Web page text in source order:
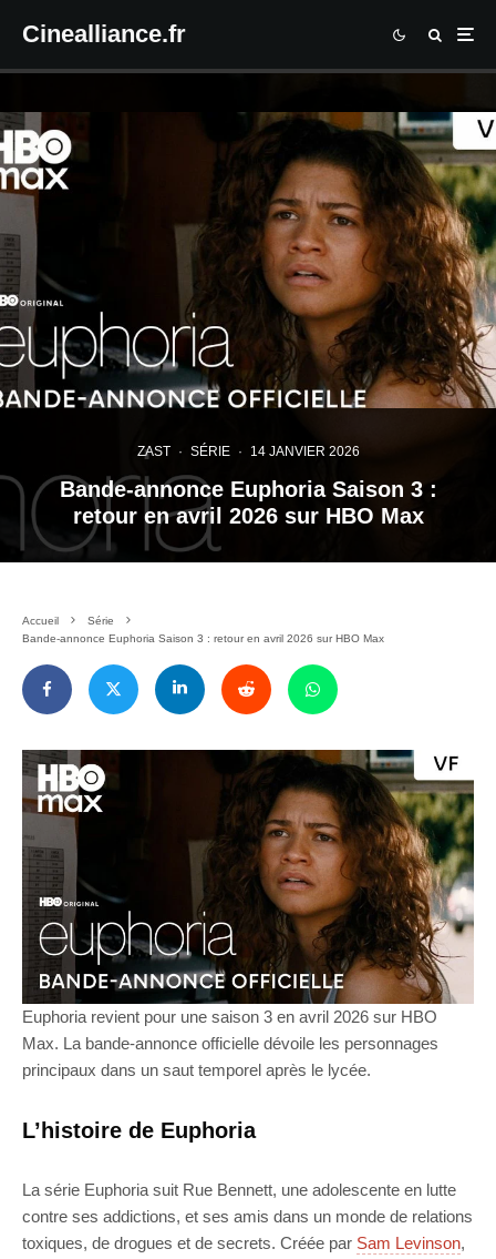
Cinealliance.fr
ZAST · SÉRIE · 14 JANVIER 2026
Bande-annonce Euphoria Saison 3 :
retour en avril 2026 sur HBO Max
Accueil
Série
Bande-annonce Euphoria Saison 3 : retour en avril 2026 sur HBO Max
Euphoria revient pour une saison 3 en avril 2026 sur HBO
Max. La bande-annonce officielle dévoile les personnages
principaux dans un saut temporel après le lycée.
L’histoire de Euphoria
La série Euphoria suit Rue Bennett, une adolescente en lutte
contre ses addictions, et ses amis dans un monde de relations
toxiques, de drogues et de secrets. Créée par Sam Levinson,